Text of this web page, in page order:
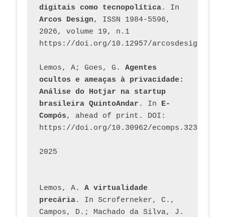
digitais como tecnopolítica
Arcos Design, ISSN 1984-5596,
2026, volume 19, n.1
https://doi.org/10.12957/
Lemos, A; Goes, G. Agentes
ocultos e ameaças à privacidade:
Análise do Hotjar na startup
brasileira QuintoAndar . In E-
Compós, ahead of print. DOI:
https://doi.org/10.30962/ecomps.3231
2025
Lemos, A. A virtualidade
precária. In Scroferneker, C.,
Campos, D.; Machado da Silva, J.